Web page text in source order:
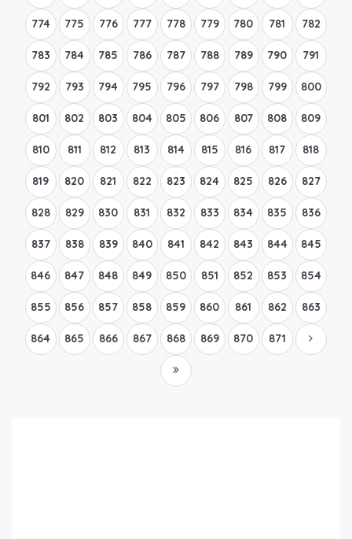
774 775 776 777 778 779 780 781 782
783 784 785 786 787 788 789 790 791
792 793 794 795 796 797 798 799 800
801 802 803 804 805 806 807 808 809
810 811 812 813 814 815 816 817 818
819 820 821 822 823 824 825 826 827
828 829 830 831 832 833 834 835 836
837 838 839 840 841 842 843 844 845
846 847 848 849 850 851 852 853 854
855 856 857 858 859 860 861 862 863
864 865 866 867 868 869 870 871